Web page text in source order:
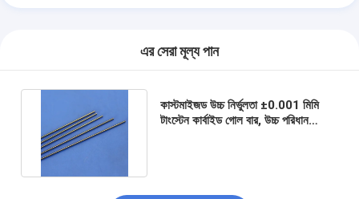
এর সেরা মূল্য পান
কাস্টমাইজড উচ্চ নির্ভুলতা ±0.001 মিমি
টাংস্টেন কার্বাইড গোল বার, উচ্চ পরিধান